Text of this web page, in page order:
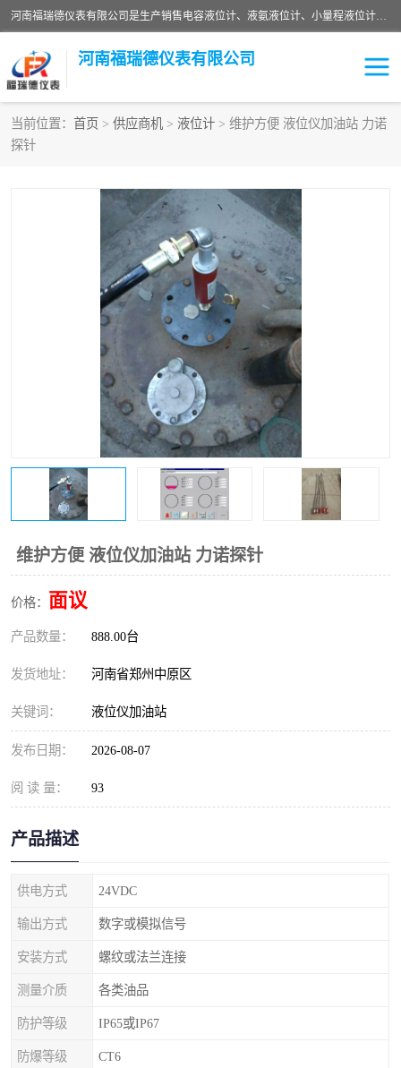
河南福瑞德仪表有限公司是生产销售电容液位计、液氨液位计、小量程液位计定制、智能锅炉水位计、液氮液位计等；并在产品开发、研制的过程中，吸取国内外仪器仪表的技术精华，建立了一支高、精、尖的科研开发队伍，使产品性能不断升级。
河南福瑞德仪表有限公司
当前位置： 首页 > 供应商机 > 液位计 > 维护方便 液位仪加油站 力诺
探针
维护方便 液位仪加油站 力诺探针
价格： 面议
产品数量： 888.00台
发货地址： 河南省郑州中原区
关键词： 液位仪加油站
发布日期： 2026-08-07
阅 读 量： 93
产品描述
供电方式 24VDC
输出方式 数字或模拟信号
安装方式 螺纹或法兰连接
测量介质 各类油品
防护等级 IP65或IP67
防爆等级 CT6
液位计
流量传感器
液氮液位计
液位计传感器定制
物位计
测漏仪
锅炉水位计
智能锅炉水位计 电容液位计
流量仪表 加油站液位仪